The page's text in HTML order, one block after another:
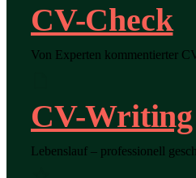
CV-Check
Von Experten kommentierter
CV-Writing
Lebenslauf – professionell